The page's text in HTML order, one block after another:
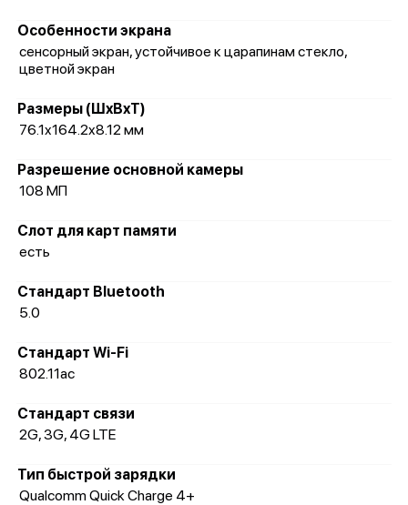
Особенности экрана
сенсорный экран, устойчивое к царапинам стекло,
цветной экран
Размеры (ШxВxТ)
76.1x164.2x8.12 мм
Разрешение основной камеры
108 МП
Слот для карт памяти
есть
Стандарт Bluetooth
5.0
Стандарт Wi-Fi
802.11ac
Стандарт связи
2G, 3G, 4G LTE
Тип быстрой зарядки
Qualcomm Quick Charge 4+